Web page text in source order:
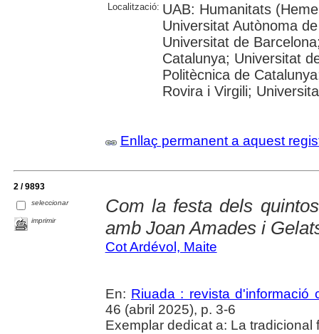
Localització: UAB: Humanitats
Universitat Autònoma
Universitat de
Catalunya; Universitat
Politècnica de
Rovira i Virgili;
Enllaç permanent a aquest
2 / 9893
seleccionar
imprimir
Com la festa dels
amb Joan Amades i
Cot Ardévol, Maite
En: Riuada : revista d'informació
46 (abril 2025), p. 3-6
Exemplar dedicat a: La